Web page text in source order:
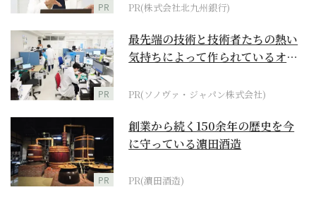
PR PR(株式会社北九州銀行)
PR
最先端の技術と技術者たちの熱い
気持ちによって作られているオー
PR(ソノヴァ・ジャパン株式会社)
PR
創業から続く150余年の歴史を今
に守っている濵田酒造
PR(濵田酒造)